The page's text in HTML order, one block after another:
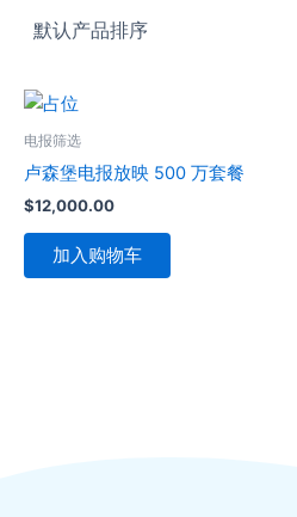
电报筛选
卢森堡电报放映 500 万套餐
$12,000.00
加入购物车